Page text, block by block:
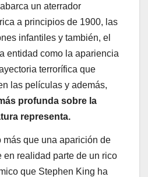
un aterrador
a principios de 1900, las
infantiles y también, el
entidad como la apariencia
terrorífica que
las películas y además,
profunda sobre la
representa.
más que una aparición de
realidad parte de un rico
que Stephen King ha